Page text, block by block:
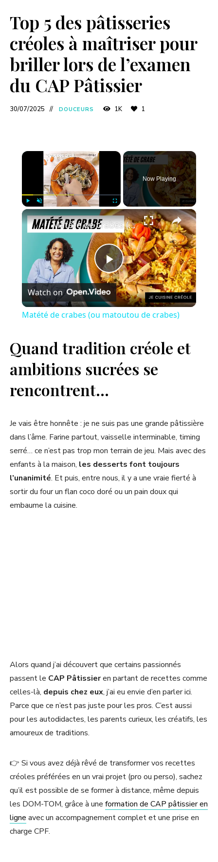
Top 5 des pâtisseries
créoles à maîtriser pour
briller lors de l’examen
du CAP Pâtissier
30/07/2025 DOUCEURS 1K 1
×
Fullscreen
Now Playing
×
P
l
i
d
e
Matété de crabes (ou matoutou de crabes)
Watch on
Matété de crabes (ou matoutou de crabes)
Quand tradition créole et
ambitions sucrées se
rencontrent…
Je vais être honnête : je ne suis pas une grande pâtissière
dans l’âme. Farine partout, vaisselle interminable, timing
serré… ce n’est pas trop mon terrain de jeu. Mais avec des
enfants à la maison, les desserts font toujours
l’unanimité. Et puis, entre nous, il y a une vraie fierté à
sortir du four un flan coco doré ou un pain doux qui
embaume la cuisine.
Alors quand j’ai découvert que certains passionnés
passent le CAP Pâtissieren partant de recettes comme
celles-là, depuis chez eux, j’ai eu envie d’en parler ici.
Parce que ce n’est pas juste pour les pros. C’est aussi
pour les autodidactes, les parents curieux, les créatifs, les
amoureux de traditions.
👉 Si vous avez déjà rêvé de transformer vos recettes
créoles préférées en un vrai projet (pro ou perso), sachez
qu’il est possible de se former à distance, même depuis
les DOM-TOM, grâce à une formation de CAP pâtissier en
ligne avec un accompagnement complet et une prise en
charge CPF.